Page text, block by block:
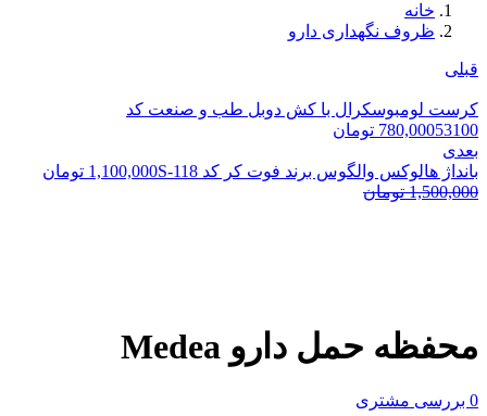
خانه
ظروف نگهداری دارو
قبلی
کرست لومبوسکرال با کش دوبل طب و صنعت کد
53100
780,000 تومان
بعدی
بانداژ هالوکس والگوس برند فوت کر کد S-118
1,100,000 تومان
1,500,000 تومان
محفظه حمل دارو Medea
0 بررسی مشتری